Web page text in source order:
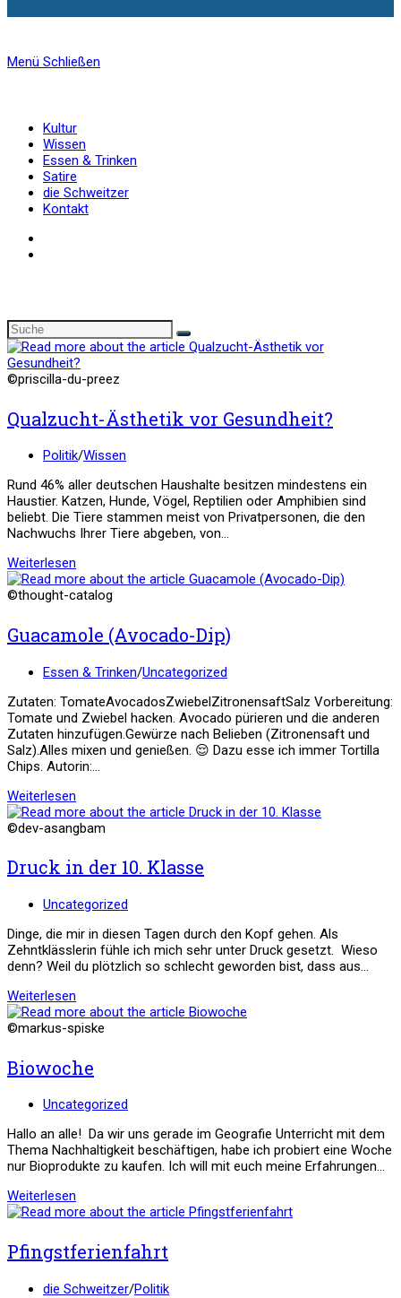
Menü Schließen
Kultur
Wissen
Essen & Trinken
Satire
die Schweitzer
Kontakt
©priscilla-du-preez
Qualzucht-Ästhetik vor Gesundheit?
Beitrags-
Politik/Wissen
Rund 46% aller deutschen Haushalte besitzen mindestens ein
Haustier. Katzen, Hunde, Vögel, Reptilien oder Amphibien sind
beliebt. Die Tiere stammen meist von Privatpersonen, die den
Nachwuchs Ihrer Tiere abgeben, von…
Weiterlesen
Ästhetik
vor
©thought-catalog
Guacamole (Avocado-Dip)
Beitrags-
Essen & Trinken/Uncategorized
Zutaten: TomateAvocadosZwiebelZitronensaftSalz Vorbereitung:
Tomate und Zwiebel hacken. Avocado pürieren und die anderen
Zutaten hinzufügen.Gewürze nach Belieben (Zitronensaft und
Salz).Alles mixen und genießen. 😌 Dazu esse ich immer Tortilla
Chips. Autorin:…
Weiterlesen
(Avocado-
Dip)
©dev-asangbam
Druck in der 10. Klasse
Beitrags-
Uncategorized
Dinge, die mir in diesen Tagen durch den Kopf gehen. Als
Zehntklässlerin fühle ich mich sehr unter Druck gesetzt. Wieso
denn? Weil du plötzlich so schlecht geworden bist, dass aus…
Weiterlesen
in
der
Klasse
©markus-spiske
Biowoche
Beitrags-
Uncategorized
Hallo an alle! Da wir uns gerade im Geografie Unterricht mit dem
Thema Nachhaltigkeit beschäftigen, habe ich probiert eine Woche
nur Bioprodukte zu kaufen. Ich will mit euch meine Erfahrungen…
Weiterlesen
Pfingstferienfahrt
Beitrags-
die Schweitzer/Politik